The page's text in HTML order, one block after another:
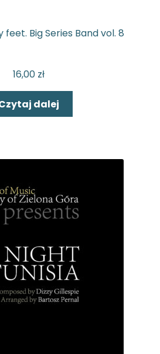
Big Series Band vol. 8
16,00 zł
dalej